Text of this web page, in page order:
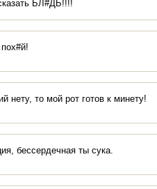
БЛ#ДЬ!!!!
нету, то мой рот готов к минету!
бессердечная ты сука.